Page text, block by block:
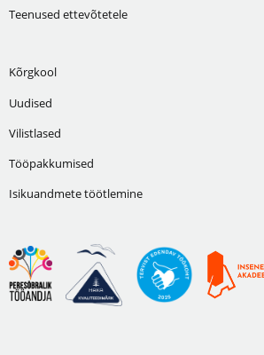
Teenused ettevõtetele
Kõrgkool
Uudised
Vilistlased
Tööpakkumised
Isikuandmete töötlemine